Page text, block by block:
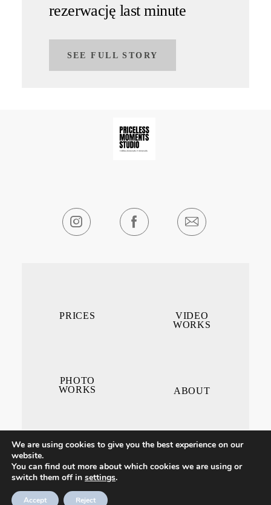
rezerwację last minute
SEE FULL STORY
VIDEO
WORKS
ABOUT
PRICES
PHOTO
WORKS
CONTACT ME
We are using cookies to give you the best experience on our
website.
You can find out more about which cookies we are using or
switch them off in settings.
Accept Reject